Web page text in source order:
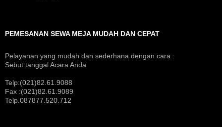
PEMESANAN SEWA MEJA MUDAH DAN CEPAT
Pelayanan yang mudah dan sederhana dengan cara :
Sebut tanggal Acara Anda
Telp:(021)82.61.9088
Fax :(021)82.61.9089
Telp.087877.520.712